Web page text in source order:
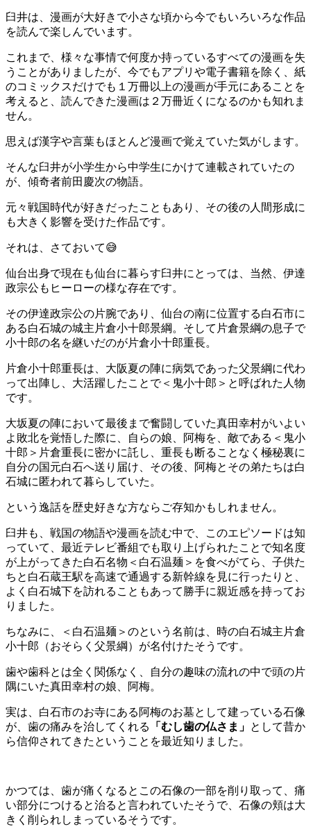
臼井は、漫画が大好きで小さな頃から今でもいろいろな作品
を読んで楽しんでいます。
これまで、様々な事情で何度か持っているすべての漫画を失
うことがありましたが、今でもアプリや電子書籍を除く、紙
のコミックスだけでも１万冊以上の漫画が手元にあることを
考えると、読んできた漫画は２万冊近くになるのかも知れま
せん。
思えば漢字や言葉もほとんど漫画で覚えていた気がします。
そんな臼井が小学生から中学生にかけて連載されていたの
が、傾奇者前田慶次の物語。
元々戦国時代が好きだったこともあり、その後の人間形成に
も大きく影響を受けた作品です。
それは、さておいて😅
仙台出身で現在も仙台に暮らす臼井にとっては、当然、伊達
政宗公もヒーローの様な存在です。
その伊達政宗公の片腕であり、仙台の南に位置する白石市に
ある白石城の城主片倉小十郎景綱。そして片倉景綱の息子で
小十郎の名を継いだのが片倉小十郎重長。
片倉小十郎重長は、大阪夏の陣に病気であった父景綱に代わ
って出陣し、大活躍したことで＜鬼小十郎＞と呼ばれた人物
です。
大坂夏の陣において最後まで奮闘していた真田幸村がいよい
よ敗北を覚悟した際に、自らの娘、阿梅を、敵である＜鬼小
十郎＞片倉重長に密かに託し、重長も断ることなく極秘裏に
自分の国元白石へ送り届け、その後、阿梅とその弟たちは白
石城に匿われて暮らしていた。
という逸話を歴史好きな方ならご存知かもしれません。
臼井も、戦国の物語や漫画を読む中で、このエピソードは知
っていて、最近テレビ番組でも取り上げられたことで知名度
が上がってきた白石名物＜白石温麺＞を食べがてら、子供た
ちと白石蔵王駅を高速で通過する新幹線を見に行ったりと、
よく白石城下を訪れることもあって勝手に親近感を持ってお
りました。
ちなみに、＜白石温麺＞のという名前は、時の白石城主片倉
小十郎（おそらく父景綱）が名付けたそうです。
歯や歯科とは全く関係なく、自分の趣味の流れの中で頭の片
隅にいた真田幸村の娘、阿梅。
実は、白石市のお寺にある阿梅のお墓として建っている石像
が、歯の痛みを治してくれる
「むし歯の仏さま」 として昔か
ら信仰されてきたということを最近知りました。
かつては、歯が痛くなるとこの石像の一部を削り取って、痛
い部分につけると治ると言われていたそうで、石像の頬は大
きく削られしまっているそうです。